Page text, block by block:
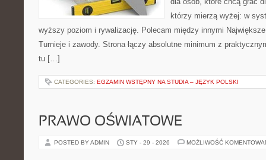
którzy mierzą wyżej: w
wyższy poziom i rywalizację. Polecam między innymi
Turnieje i zawody. Strona łączy absolutne minimum z
tu […]
CATEGORIES: EGZAMIN WSTĘPNY NA STUDIA – JĘZYK POLSKI
PRAWO OŚWIATOWE
POSTED BY ADMIN STY - 29 - 2026 MOŻLIWOŚĆ